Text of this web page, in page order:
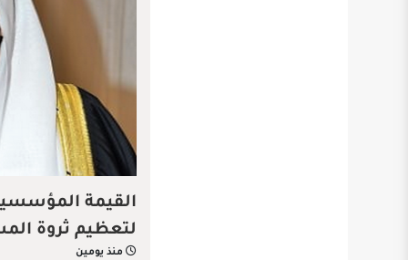
القيمة
لتعظيم ثروة
منذ يومين